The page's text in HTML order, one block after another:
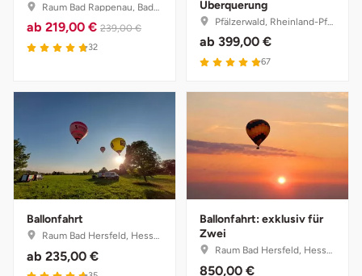
Raum Bad Rappenau, Baden-Württemberg
ab 219,00 € 239,00 €
32
Überquerung
Pfälzerwald, Rheinland-Pfalz
ab 399,00 €
67
Ballonfahrt
Raum Bad Hersfeld, Hessen
ab 235,00 €
Ballonfahrt: exklusiv für
Zwei
Raum Bad Hersfeld, Hessen
850,00 €